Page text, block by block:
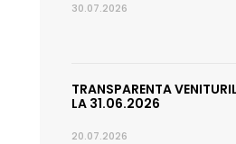
30.07.2026
TRANSPARENTA
LA 31.06.2026
20.07.2026